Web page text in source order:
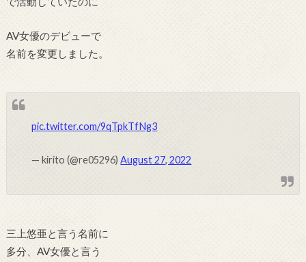
AV女優のデビューで
名前を変更しました。
pic.twitter.com/9qTpkTfNg3
— kirito (@re05296)August 27, 2022
三上悠亜と言う名前に
多分、AV女優と言う